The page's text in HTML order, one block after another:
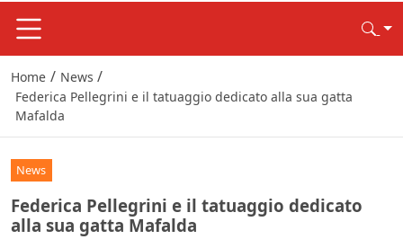
Home / News /
Federica Pellegrini e il tatuaggio dedicato alla sua gatta
Mafalda
News
Federica Pellegrini e il tatuaggio dedicato
alla sua gatta Mafalda